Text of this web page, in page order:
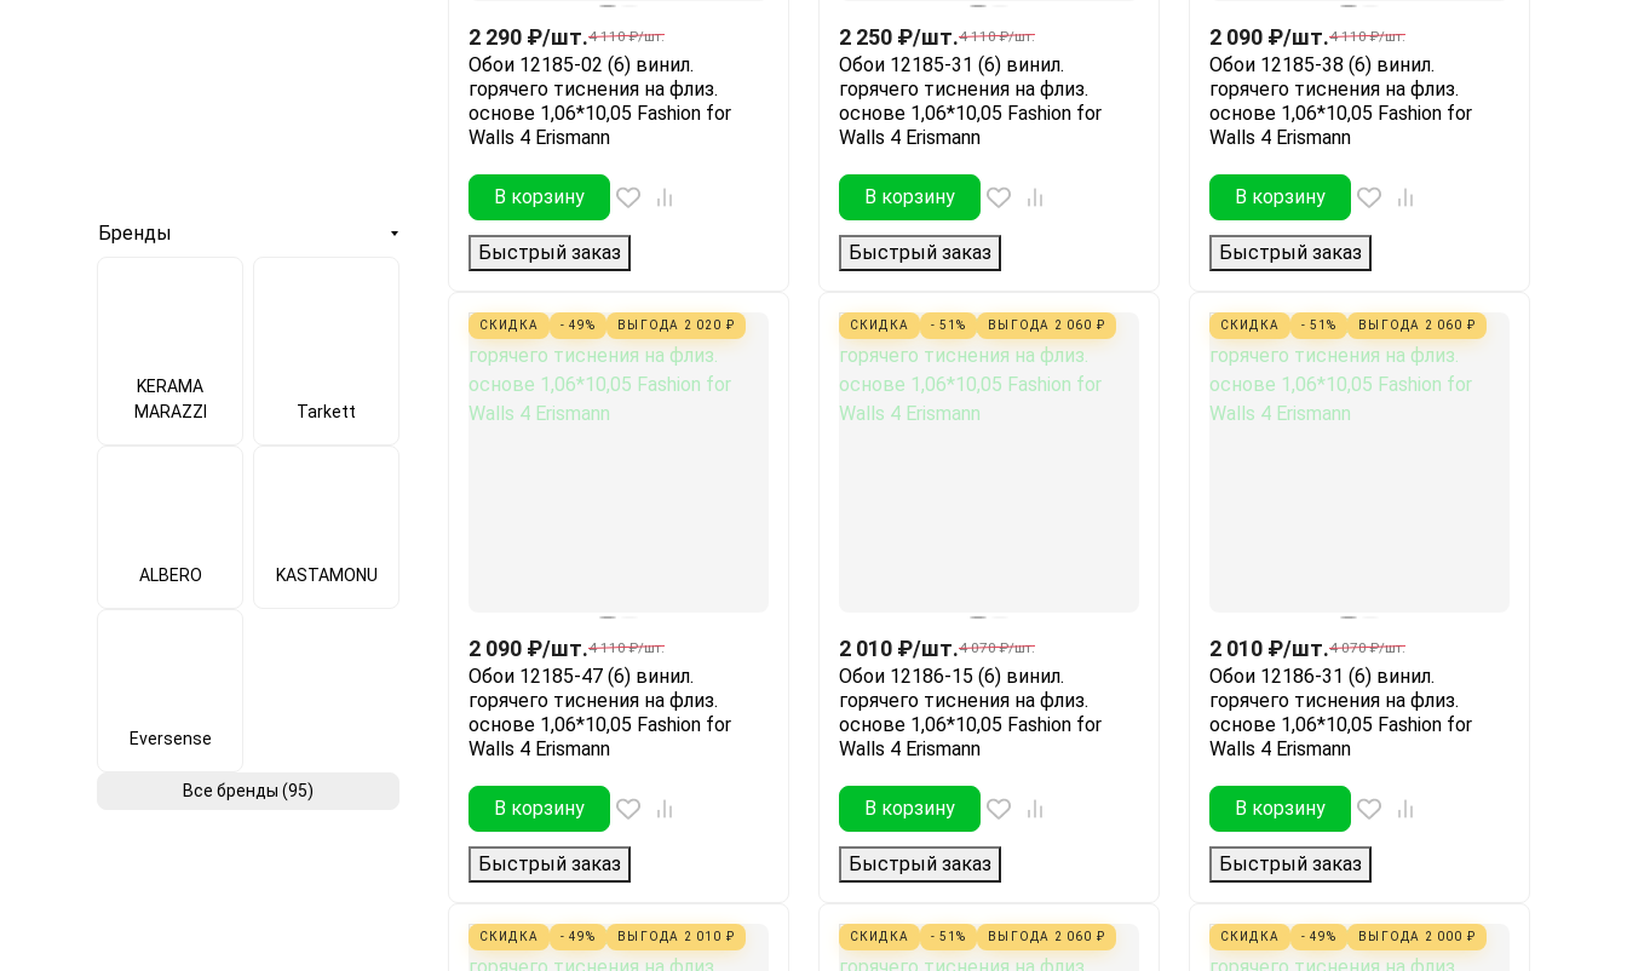
Бренды
KERAMA
MARAZZI
Tarkett
ALBERO KASTAMONU
Eversense
Все бренды (95)
2 290 ₽/шт.4 110 ₽/шт.
Обои 12185-02 (6) винил.
горячего тиснения на флиз.
основе 1,06*10,05 Fashion for
Walls 4 Erismann
В корзину
Быстрый заказ
2 250 ₽/шт.4 110 ₽/шт.
Обои 12185-31 (6) винил.
горячего тиснения на флиз.
основе 1,06*10,05 Fashion for
Walls 4 Erismann
В корзину
Быстрый заказ
2 090 ₽/шт.4 110 ₽/шт.
Обои 12185-38 (6) винил.
горячего тиснения на флиз.
основе 1,06*10,05 Fashion for
Walls 4 Erismann
В корзину
Быстрый заказ
СКИДКА - 49% ВЫГОДА 2 020 ₽
2 090 ₽/шт.4 110 ₽/шт.
Обои 12185-47 (6) винил.
горячего тиснения на флиз.
основе 1,06*10,05 Fashion for
Walls 4 Erismann
В корзину
Быстрый заказ
СКИДКА - 51% ВЫГОДА 2 060 ₽
2 010 ₽/шт.4 070 ₽/шт.
Обои 12186-15 (6) винил.
горячего тиснения на флиз.
основе 1,06*10,05 Fashion for
Walls 4 Erismann
В корзину
Быстрый заказ
СКИДКА - 51% ВЫГОДА 2 060 ₽
2 010 ₽/шт.4 070 ₽/шт.
Обои 12186-31 (6) винил.
горячего тиснения на флиз.
основе 1,06*10,05 Fashion for
Walls 4 Erismann
В корзину
Быстрый заказ
СКИДКА - 49% ВЫГОДА 2 010 ₽ СКИДКА - 51% ВЫГОДА 2 060 ₽ СКИДКА - 49% ВЫГОДА 2 000 ₽